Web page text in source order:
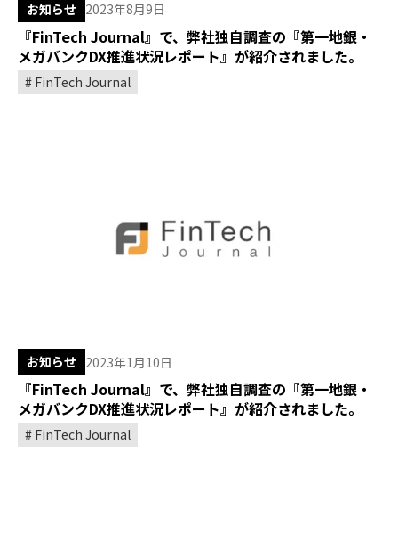
お知らせ 2023年8月9日
『FinTech Journal』で、弊社独自調査の『第一地銀・
メガバンクDX推進状況レポート』が紹介されました。
FinTech Journal
お知らせ 2023年1月10日
『FinTech Journal』で、弊社独自調査の『第一地銀・
メガバンクDX推進状況レポート』が紹介されました。
FinTech Journal